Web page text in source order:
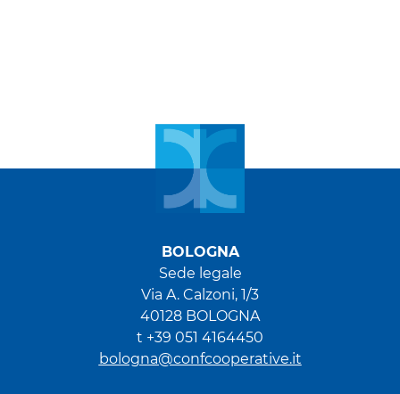
BOLOGNA
Sede legale
Via A. Calzoni, 1/3
40128 BOLOGNA
t +39 051 4164450
bologna@confcooperative.it